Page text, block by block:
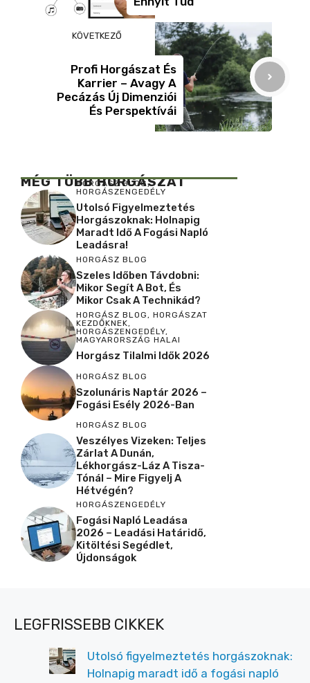
KÖVETKEZŐ
Profi Horgászat És
Karrier – Avagy A
Pecázás Új Dimenziói
És Perspektívái
MÉG TÖBB HORGÁSZAT
HORGÁSZ BLOG,
HORGÁSZENGEDÉLY
Utolsó Figyelmeztetés
Horgászoknak: Holnapig
Maradt Idő A Fogási Napló
Leadásra!
HORGÁSZ BLOG
Szeles Időben Távdobni:
Mikor Segít A Bot, És
Mikor Csak A Technikád?
HORGÁSZ BLOG, HORGÁSZAT
KEZDŐKNEK,
HORGÁSZENGEDÉLY,
MAGYARORSZÁG HALAI
Horgász Tilalmi Idők 2026
HORGÁSZ BLOG
Szolunáris Naptár 2026 –
Fogási Esély 2026-Ban
HORGÁSZ BLOG
Veszélyes Vizeken: Teljes
Zárlat A Dunán,
Lékhorgász-Láz A Tisza-
Tónál – Mire Figyelj A
Hétvégén?
HORGÁSZENGEDÉLY
Fogási Napló Leadása
2026 – Leadási Határidő,
Kitöltési Segédlet,
Újdonságok
LEGFRISSEBB CIKKEK
Utolsó figyelmeztetés horgászoknak:
Holnapig maradt idő a fogási napló